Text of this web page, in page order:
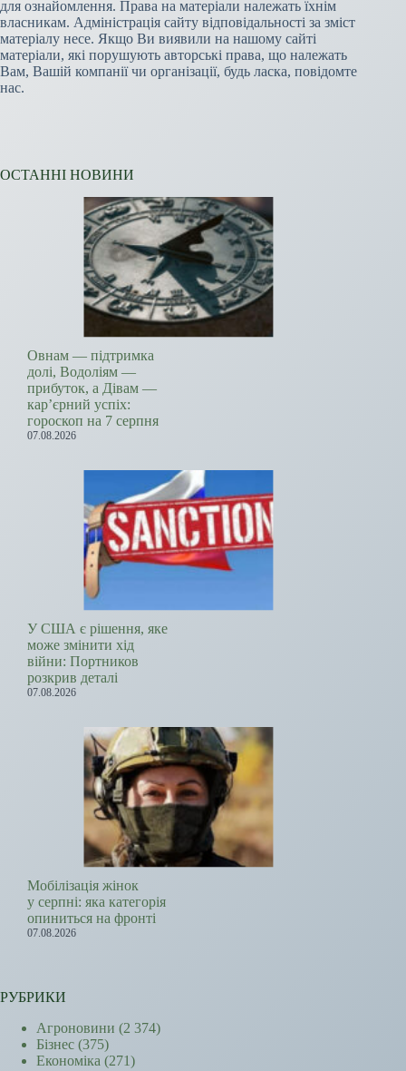
для ознайомлення. Права на матеріали належать їхнім
власникам. Адміністрація сайту відповідальності за зміст
матеріалу несе. Якщо Ви виявили на нашому сайті
матеріали, які порушують авторські права, що належать
Вам, Вашій компанії чи організації, будь ласка, повідомте
нас.
ОСТАННІ НОВИНИ
Овнам — підтримка
долі, Водоліям —
прибуток, а Дівам —
кар’єрний успіх:
гороскоп на 7 серпня
07.08.2026
У США є рішення, яке
може змінити хід
війни: Портников
розкрив деталі
07.08.2026
Мобілізація жінок
у серпні: яка категорія
опиниться на фронті
07.08.2026
РУБРИКИ
Агроновини (2 374)
Бізнес (375)
Економіка (271)